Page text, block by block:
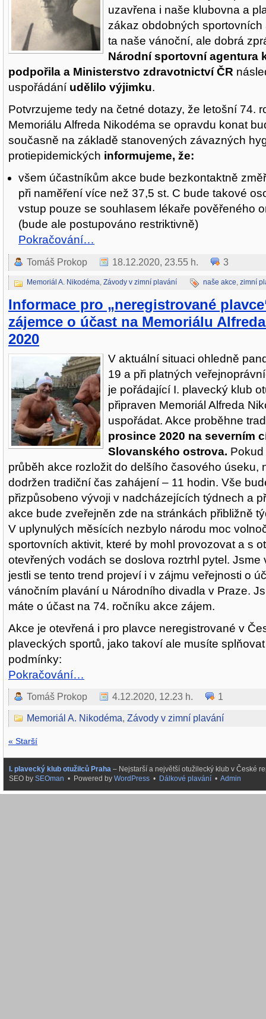
uzavřena i naše klubovna a
zákaz obdobných sportovních
ta naše vánoční, ale dobrá
Národní sportovní agentura
podpořila a Ministerstvo zdravotnictví ČR
uspořádání udělilo výjimku.
Potvrzujeme tedy na četné dotazy, že letošní 74.
Memoriálu Alfreda Nikodéma se opravdu konat
současně na základě stanovených závazných
protiepidemických informujeme, že:
všem účastníkům akce bude bezkontaktně
při naměření více než 37,5 st. C bude takové
vstup pouze se souhlasem lékaře pověřeného
(bude ale postupováno restriktivně)
Pokračování…
Tomáš Prokop 18.12.2020, 23.55 h. 3
Memoriál A. Nikodéma Závody v zimní plavání naše akce zimní
Informace pro „neregistrované
zájemce o účast na Memoriálu
2020
V aktuální situaci ohledně
19 a při platných
je pořádající I. plavecký klub
připraven Memoriál Alfreda
uspořádat. Akce proběhne
prosince 2020 na severním
Slovanského ostrova.
průběh akce rozložit do delšího časového úseku,
dodržen tradiční čas zahájení – 11 hodin. Vše
přizpůsobeno vývoji v nadcházejících týdnech a
akce bude zveřejněn zde na stránkách přibližně
V uplynulých měsících nezbylo národu moc
sportovních aktivit, které by mohl provozovat a s
otevřených vodách se doslova roztrhl pytel. Jsme
jestli se tento trend projeví i v zájmu veřejnosti o
vánočním plavání u Národního divadla v Praze.
máte o účast na 74. ročníku akce zájem.
Akce je otevřená i pro plavce neregistrované v
plaveckých sportů, jako takoví ale musíte
podmínky:
Pokračování…
Tomáš Prokop 4.12.2020, 12.23 h. 1
Memoriál A. Nikodéma, Závody v zimní plavání
« Starší
I. plavecký klub otužilců Praha – Nejstarší a největší otužilecký klub v České
SEO by SEOman • Powered by WordPress • Dálkové plavání • Admin